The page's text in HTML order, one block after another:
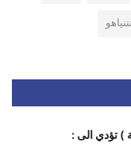
نتنياهو
) تؤدي الى :